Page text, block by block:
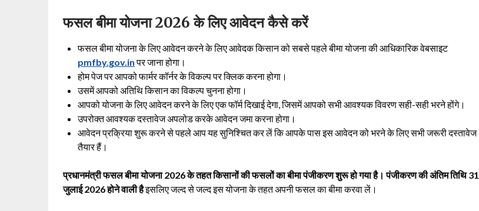
फसल बीमा योजना 2026 के लिए आवेदन कैसे करें
फसल बीमा योजना के लिए आवेदन करने के लिए आवेदक किसान को सबसे पहले बीमा योजना की आधिकारिक वेबसाइट
pmfby.gov.in पर जाना होगा।
होम पेज पर आपको फार्मर कॉर्नर के विकल्प पर क्लिक करना होगा।
उसमें आपको अतिथि किसान का विकल्प चुनना होगा।
आपको योजना के लिए आवेदन करने के लिए एक फॉर्म दिखाई देगा, जिसमें आपको सभी आवश्यक विवरण सही-सही भरने होंगे।
उपरोक्त आवश्यक दस्तावेज अपलोड करके आवेदन जमा करना होगा।
आवेदन प्रक्रिया शुरू करने से पहले आप यह सुनिश्चित कर लें कि आपके पास इस आवेदन को भरने के लिए सभी जरूरी दस्तावेज
तैयार हैं।
प्रधानमंत्री फसल बीमा योजना 2026 के तहत किसानों की फसलों का बीमा पंजीकरण शुरू हो गया है। पंजीकरण की अंतिम तिथि 31
जुलाई 2026 होने वाली हैइसलिए जल्द से जल्द इस योजना के तहत अपनी फसल का बीमा करवा लें।